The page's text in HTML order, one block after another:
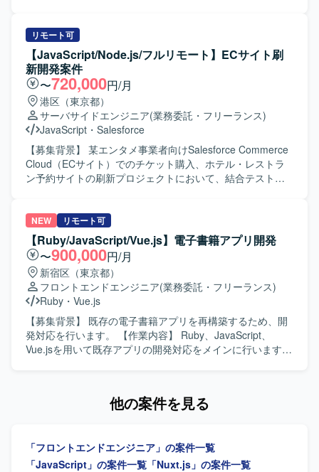
ド：Kotlin ・インフラ：AWS ・AI関連：AIエージェント、
AIコーディング支援ツール（Claude Code Max 20x プラン
等） ・開発プロセス：アジャイル／スクラムをベースとし
たチーム開発
Contentfulなどの最新技術に関わることができます。 USチ
ームとの英語でのコミュニケーションを通じて、グローバ
ル開発プロジェクトの経験を積むことができます。 フロン
トエンドからAPI構築まで幅広い工程に携わることができ、
技術スキルとコミュニケーションスキルの双方を高められ
る環境です。 【開発環境】 ReactおよびNode.jsを中心とし
た開発環境にて、ヘッドレスCMS（Contentful）および既存
SiteCore環境からの移行を行います。 CI/CD環境を活用し
た開発プロセスのもと、グローバルチームと連携しながら
開発を進めてまいります。
義からテストまで一連の工程に携わり、特にフロントエン
ド領域の設計・実装・テストを中心にご対応いただきま
す。 【求める人物像】 新規デジタルプロダクト開発に主体
的に関わり、チーム開発の中で自律的にコミュニケーショ
ンを取りながら開発を推進いただける方を求めています。
【ポジションの魅力】 学校教育現場のデジタル化を推進す
る社会的インパクトの大きいプロジェクトに関わっていた
だけます。 大規模ユーザーを想定したサービス開発に携わ
ることで、スケーラビリティやパフォーマンスを意識した
設計・開発の経験を積むことができます。 【開発環境】
Goを用いたWebアプリケーションとAWS環境を中心とした
リモート可
【JavaScript/Node.js/フルリモート】ECサイト刷
新開発案件
〜720,000円/月
港区（東京都）
サーバサイドエンジニア(業務委託・フリーランス)
JavaScript ・ Salesforce
【募集背景】 某エンタメ事業者向けSalesforce Commerce
Cloud（ECサイト）でのチケット購入、ホテル・レストラ
ン予約サイトの刷新プロジェクトにおいて、結合テストフ
向けに導入しているSalesforce Commerce Cloud（ECサイ
ト）内で、チケット購入、ホテル・レストラン予約サイト
の刷新対応を行っていただきます。現在は結合テストフェ
ーズで発生しているバグ改修が中心となり、設計書を読み
込み仕様を理解いただいた上で、改修箇所の調査・解析か
ら実装、テストまで一連の工程を担当していただきます。
開発はNode.js上でJavaScriptを使用して実施します。 【求
める人物像】 設計書から仕様を素早く理解し、自ら課題を
発見して主体的に動ける方を求めています。フットワーク
軽く、関係者と能動的にコミュニケーションをとりなが
レストラン予約など多様な機能に関わることができます。
開発経験をさらに積むことができます。 【開発環境】
Salesforce Commerce Cloudを基盤としたECサイトにおい
NEW リモート可
【Ruby/JavaScript/Vue.js】電子書籍アプリ開発
〜900,000円/月
新宿区（東京都）
フロントエンドエンジニア(業務委託・フリーランス)
Ruby ・ Vue.js
【募集背景】 既存の電子書籍アプリを再構築するため、開
発対応を行います。 【作業内容】 Ruby、JavaScript、
Vue.jsを用いて既存アプリの開発対応をメインに行います。
他の案件を見る
「フロントエンドエンジニア」の案件一覧
「JavaScript」の案件一覧 「Nuxt.js」の案件一覧